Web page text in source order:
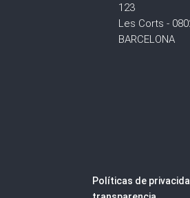
123
Les Corts -
BARCELONA
Políticas de